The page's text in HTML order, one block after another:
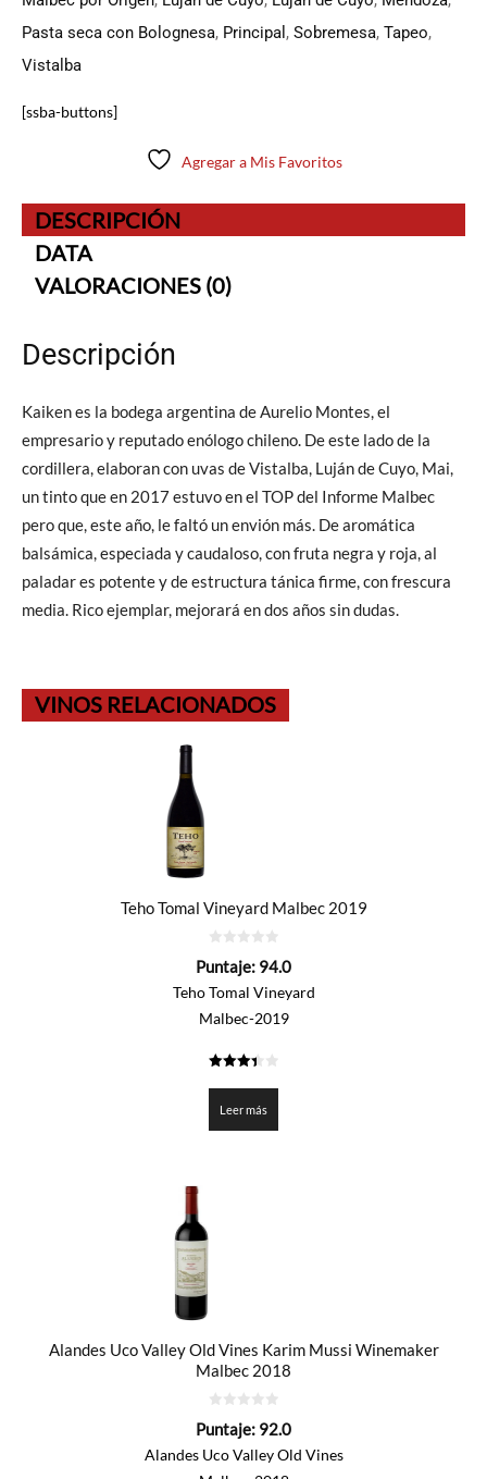
Pasta seca con Bolognesa, Principal , Sobremesa, Tapeo,
Vistalba
[ssba-buttons]
Agregar a Mis Favoritos
DESCRIPCIÓN
DATA
VALORACIONES (0)
Descripción
Kaiken es la bodega argentina de Aurelio Montes, el
empresario y reputado enólogo chileno. De este lado de la
cordillera, elaboran con uvas de Vistalba, Luján de Cuyo, Mai,
un tinto que en 2017 estuvo en el TOP del Informe Malbec
pero que, este año, le faltó un envión más. De aromática
balsámica, especiada y caudaloso, con fruta negra y roja, al
paladar es potente y de estructura tánica firme, con frescura
media. Rico ejemplar, mejorará en dos años sin dudas.
VINOS RELACIONADOS
Teho Tomal Vineyard Malbec 2019
de
Puntaje: 94.0
Teho Tomal Vineyard
Malbec-2019
de 5
Leer más
Alandes Uco Valley Old Vines Karim Mussi Winemaker
Malbec 2018
de
Puntaje: 92.0
Alandes Uco Valley Old Vines